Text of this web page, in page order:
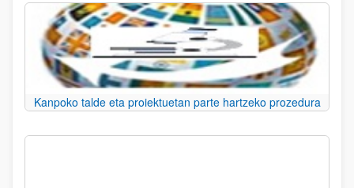
Kanpoko talde eta proiektuetan parte hartzeko prozedura